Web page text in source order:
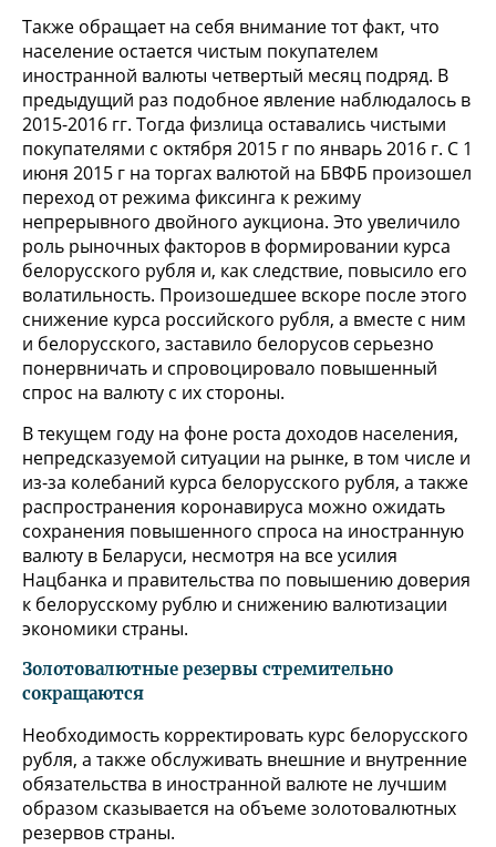
Также обращает на себя внимание тот факт, что
население остается чистым покупателем
иностранной валюты четвертый месяц подряд. В
предыдущий раз подобное явление наблюдалось в
2015-2016 гг. Тогда физлица оставались чистыми
покупателями с октября 2015 г по январь 2016 г. С 1
июня 2015 г на торгах валютой на БВФБ произошел
переход от режима фиксинга к режиму
непрерывного двойного аукциона. Это увеличило
роль рыночных факторов в формировании курса
белорусского рубля и, как следствие, повысило его
волатильность. Произошедшее вскоре после этого
снижение курса российского рубля, а вместе с ним
и белорусского, заставило белорусов серьезно
понервничать и спровоцировало повышенный
спрос на валюту с их стороны.
В текущем году на фоне роста доходов населения,
непредсказуемой ситуации на рынке, в том числе и
из-за колебаний курса белорусского рубля, а также
распространения коронавируса можно ожидать
сохранения повышенного спроса на иностранную
валюту в Беларуси, несмотря на все усилия
Нацбанка и правительства по повышению доверия
к белорусскому рублю и снижению валютизации
экономики страны.
Золотовалютные резервы стремительно
сокращаются
Необходимость корректировать курс белорусского
рубля, а также обслуживать внешние и внутренние
обязательства в иностранной валюте не лучшим
образом сказывается на объеме золотовалютных
резервов страны.